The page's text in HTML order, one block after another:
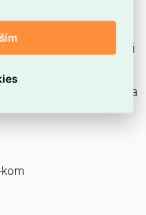
, což usnadní identifikaci
rychlou objednávku a